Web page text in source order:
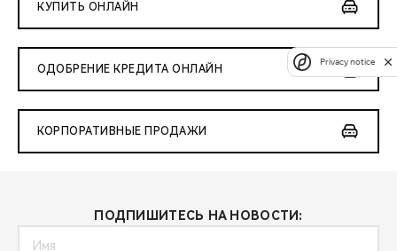
КУПИТЬ ОНЛАЙН
ОДОБРЕНИЕ КРЕДИТА ОНЛАЙН
КОРПОРАТИВНЫЕ ПРОДАЖИ
ПОДПИШИТЕСЬ НА НОВОСТИ:
Privacy notice